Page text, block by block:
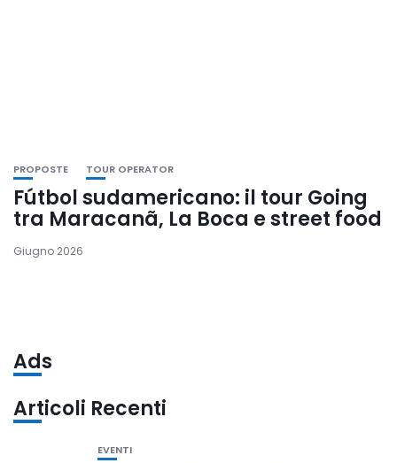
PROPOSTE TOUR OPERATOR
Fútbol sudamericano: il tour Going
tra Maracanã, La Boca e street food
Giugno 2026
Ads
Articoli Recenti
EVENTI